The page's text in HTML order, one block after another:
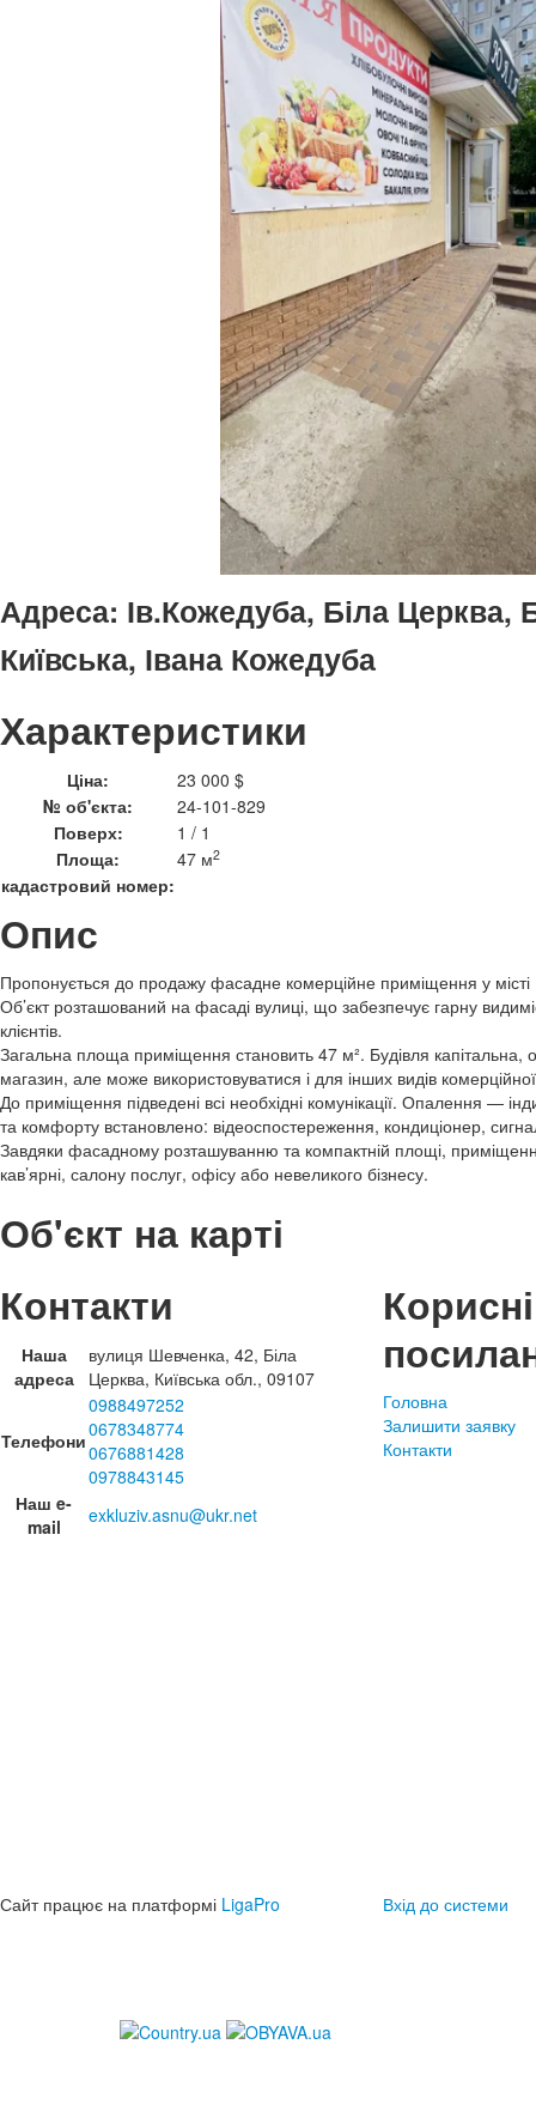
Адреса: Ів.Кожедуба, Біла Церква,
Київська, Івана Кожедуба
Характеристики
Ціна:
23 000 $
№ об'єкта:
24-101-829
Поверх:
1 / 1
Площа:
47 м2
кадастровий номер:
Опис
Пропонується до продажу фасадне комерційне приміщення у
Об’єкт розташований на фасаді вулиці, що забезпечує гарну
клієнтів.
Загальна площа приміщення становить 47 м². Будівля капітальна,
магазин, але може використовуватися і для інших видів комерційної
До приміщення підведені всі необхідні комунікації. Опалення —
та комфорту встановлено: відеоспостереження, кондиціонер,
Завдяки фасадному розташуванню та компактній площі,
кав’ярні, салону послуг, офісу або невеликого бізнесу.
Об'єкт на карті
Контакти
Наша
адреса
вулиця Шевченка, 42, Біла
Церква, Київська обл., 09107
Телефони
0988497252
0678348774
0676881428
0978843145
Наш e-
mail
exkluziv.asnu@ukr.net
Корисні
Головна
Залишити заявку
Контакти
Сайт працює на платформі LigaPro Вхід до системи